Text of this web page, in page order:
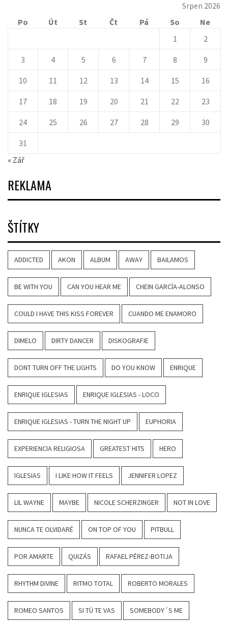
Srpen 2026
Po
Út St Čt Pá So
Ne
1
2
3 4 5 6 7 8 9
10 11 12 13 14 15 16
17 18 19 20 21 22 23
24 25 26 27 28 29 30
31
« Zář
REKLAMA
ŠTÍTKY
ADDICTED AKON ALBUM AWAY BAILAMOS
BE WITH YOU CAN YOU HEAR ME CHEIN GARCÍA-ALONSO
COULD I HAVE THIS KISS FOREVER CUANDO ME ENAMORO
DIMELO DIRTY DANCER DISKOGRAFIE
DONT TURN OFF THE LIGHTS DO YOU KNOW ENRIQUE
ENRIQUE IGLESIAS ENRIQUE IGLESIAS - LOCO
ENRIQUE IGLESIAS - TURN THE NIGHT UP EUPHORIA
EXPERIENCIA RELIGIOSA GREATEST HITS HERO
IGLESIAS I LIKE HOW IT FEELS JENNIFER LOPEZ
LIL WAYNE MAYBE NICOLE SCHERZINGER NOT IN LOVE
NUNCA TE OLVIDARÉ ON TOP OF YOU PITBULL
POR AMARTE QUIZÁS RAFAEL PÉREZ-BOTIJA
RHYTHM DIVINE RITMO TOTAL ROBERTO MORALES
ROMEO SANTOS SI TÚ TE VAS SOMEBODY´S ME